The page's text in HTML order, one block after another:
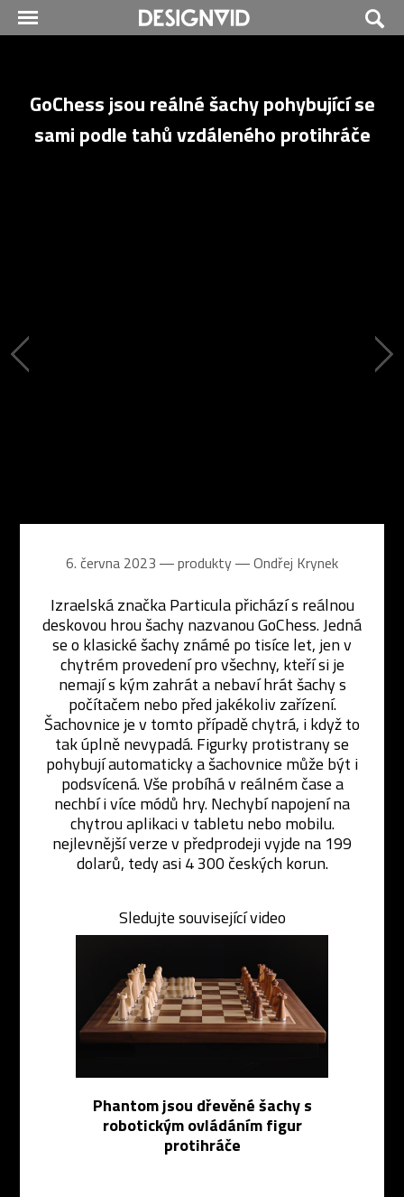
GoChess jsou reálné šachy pohybující se
sami podle tahů vzdáleného protihráče
6. června 2023 ― produkty ―Ondřej Krynek
Izraelská značka Particula přichází s reálnou
deskovou hrou šachy nazvanou GoChess. Jedná
se o klasické šachy známé po tisíce let, jen v
chytrém provedení pro všechny, kteří si je
nemají s kým zahrát a nebaví hrát šachy s
počítačem nebo před jakékoliv zařízení.
Šachovnice je v tomto případě chytrá, i když to
tak úplně nevypadá. Figurky protistrany se
pohybují automaticky a šachovnice může být i
podsvícená. Vše probíhá v reálném čase a
nechbí i více módů hry. Nechybí napojení na
chytrou aplikaci v tabletu nebo mobilu.
nejlevnější verze v předprodeji vyjde na 199
dolarů, tedy asi 4 300 českých korun.
Sledujte související video
Phantom jsou dřevěné šachy s
robotickým ovládáním figur
protihráče